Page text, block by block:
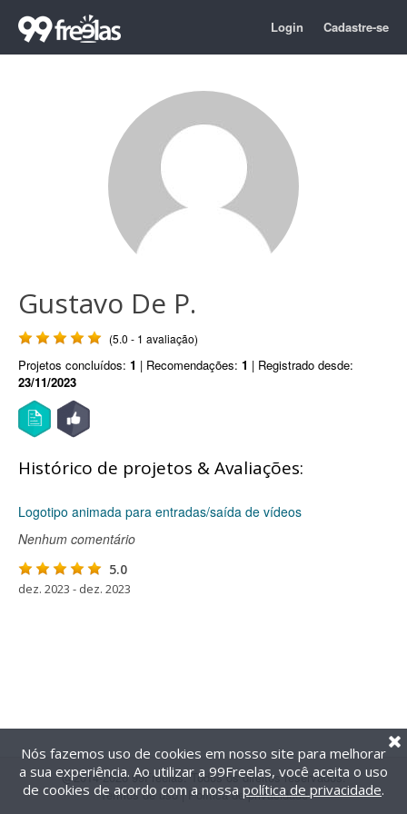
Login Cadastre-se
Gustavo De P.
(5.0 - 1 avaliação)
Projetos concluídos: 1 | Recomendações: 1 | Registrado desde:
23/11/2023
Histórico de projetos & Avaliações:
Logotipo animada para entradas/saída de vídeos
Nenhum comentário
5.0
dez. 2023 - dez. 2023
@2014-2026 99Freelas. Todos os direitos reservados.
Termos de uso| Política de privacidade
Nós fazemos uso de cookies em nosso site para melhorar
a sua experiência. Ao utilizar a 99Freelas, você aceita o uso
de cookies de acordo com a nossa política de privacidade.